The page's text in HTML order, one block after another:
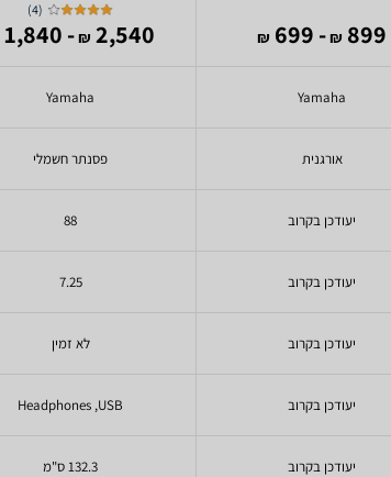
899
₪
- 699
₪
Yamaha
אורגנית
יעודכן בקרוב
יעודכן בקרוב
יעודכן בקרוב
יעודכן בקרוב
יעודכן בקרוב
(
4
)
2,540
₪
- 1,840
Yamaha
פסנתר חשמלי
88
7.25
לא זמין
Headphones ,USB
132.3 ס"מ